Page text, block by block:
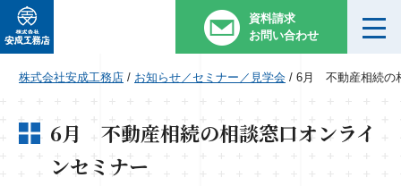
資料請求
お問い合わせ
株式会社安成工務店 / お知らせ／セミナー／見学会 / 6月 不動産相続の
6月 不動産相続の相談窓口オンライ
ンセミナー